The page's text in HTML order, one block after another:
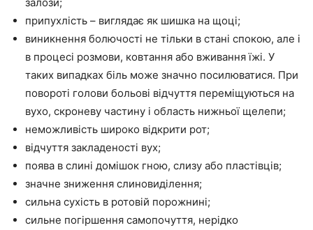
припухлість – виглядає як шишка на щоці;
виникнення болючості не тільки в стані спокою, але і
в процесі розмови, ковтання або вживання їжі. У
таких випадках біль може значно посилюватися. При
повороті голови больові відчуття переміщуються на
вухо, скроневу частину і область нижньої щелепи;
неможливість широко відкрити рот;
відчуття закладеності вух;
поява в слині домішок гною, слизу або пластівців;
значне зниження слиновиділення;
сильна сухість в ротовій порожнині;
сильне погіршення самопочуття, нерідко